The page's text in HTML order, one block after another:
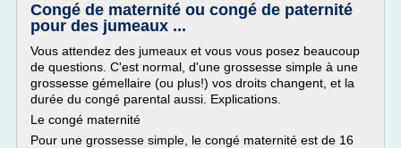
Congé de maternité ou congé de paternité
pour des jumeaux ...
Vous attendez des jumeaux et vous vous posez beaucoup
de questions. C'est normal, d'une grossesse simple à une
grossesse gémellaire (ou plus!) vos droits changent, et la
durée du congé parental aussi. Explications.
Le congé maternité
Pour une grossesse simple, le congé maternité est de 16